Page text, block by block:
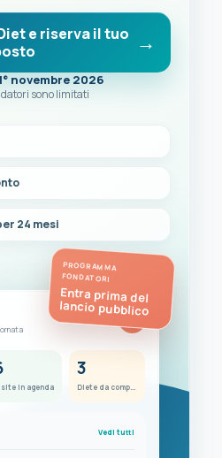
e riserva il tuo
novembre 2026
sono limitati
24 mesi
PROGRAMMA
FONDATORI
Entra prima del
lancio pubblico
FC
in agenda
3
Diete da completare
Vedi tutti